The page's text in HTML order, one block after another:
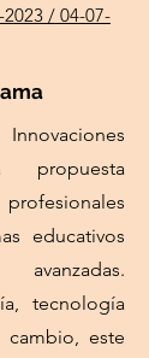
/ 04-07-
propuesta
educativos
avanzadas.
tecnología
este